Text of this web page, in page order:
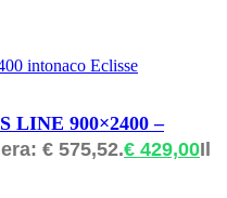
€ 575,52.€ 429,00Il